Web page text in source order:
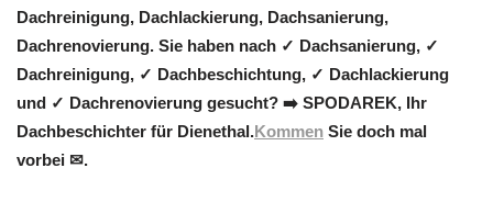
Dachreinigung, Dachlackierung, Dachsanierung,
Dachrenovierung. Sie haben nach ✓ Dachsanierung, ✓
Dachreinigung, ✓ Dachbeschichtung, ✓ Dachlackierung
und ✓ Dachrenovierung gesucht? ➡️ SPODAREK, Ihr
Dachbeschichter für Dienethal.Kommen Sie doch mal
vorbei ✉.